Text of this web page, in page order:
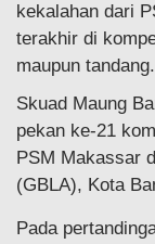
kekalahan dari
terakhir di
maupun tandang.
Skuad Maung
pekan ke-21
PSM Makassar
(GBLA), Kota
Pada